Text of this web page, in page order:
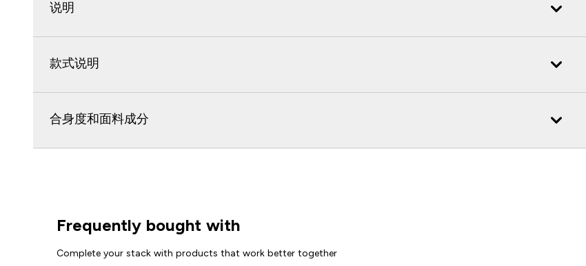
说明
款式说明
合身度和面料成分
Frequently bought with
Complete your stack with products that work better together